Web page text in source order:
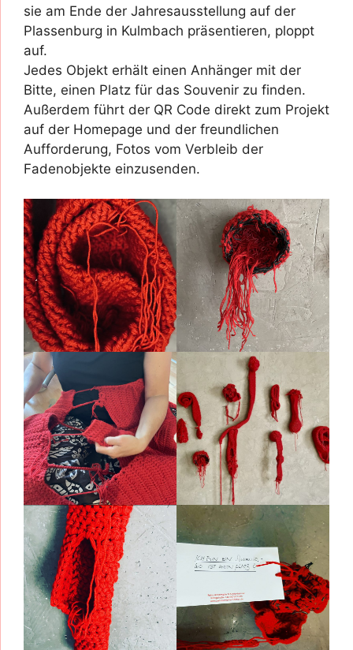
sie am Ende der Jahresausstellung auf der
Plassenburg in Kulmbach präsentieren, ploppt
auf.
Jedes Objekt erhält einen Anhänger mit der
Bitte, einen Platz für das Souvenir zu finden.
Außerdem führt der QR Code direkt zum Projekt
auf der Homepage und der freundlichen
Aufforderung, Fotos vom Verbleib der
Fadenobjekte einzusenden.